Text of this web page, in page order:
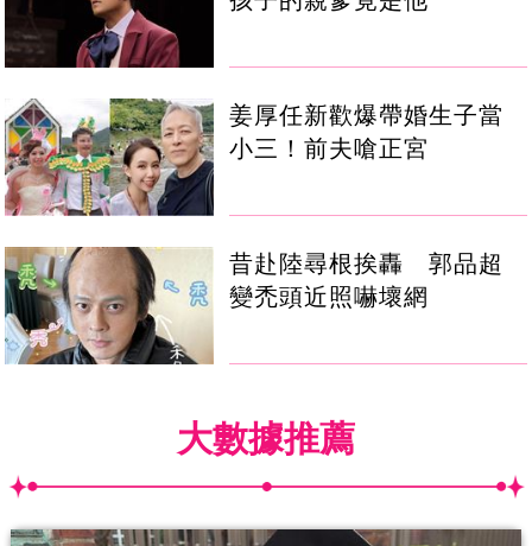
姜厚任新歡爆帶婚生子當
小三！前夫嗆正宮
昔赴陸尋根挨轟 郭品超
變禿頭近照嚇壞網
大數據推薦